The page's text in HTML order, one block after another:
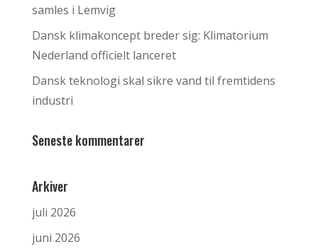
samles i Lemvig
Dansk klimakoncept breder sig: Klimatorium
Nederland officielt lanceret
Dansk teknologi skal sikre vand til fremtidens
industri
Seneste kommentarer
Arkiver
juli 2026
juni 2026